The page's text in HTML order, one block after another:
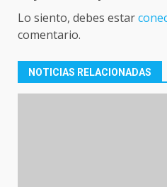
Lo siento, debes estar
comentario.
NOTICIAS RELACIONADAS